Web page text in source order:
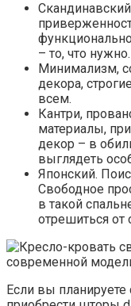
– то, что нужно.
Минимализм,
декора,
всем.
Кантри,
материалы,
декор – в
выглядеть
Японский.
Свободное
в такой
отрешиться
Если вы